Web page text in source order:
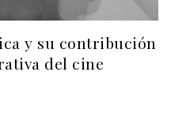
y su contribución
del cine